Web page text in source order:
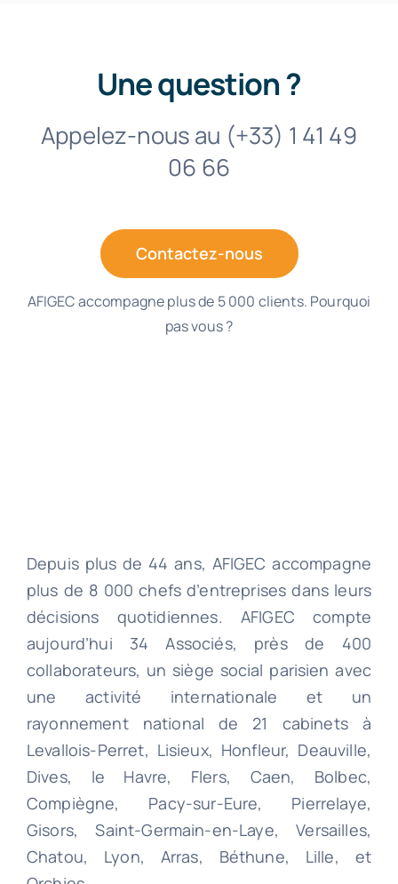
Une question ?
Appelez-nous au (+33) 1 41 49
06 66
Contactez-nous
AFIGEC accompagne plus de 5 000 clients. Pourquoi
pas vous ?
Depuis plus de 44 ans, AFIGEC accompagne
plus de 8 000 chefs d’entreprises dans leurs
décisions quotidiennes. AFIGEC compte
aujourd’hui 34 Associés, près de 400
collaborateurs, un siège social parisien avec
une activité internationale et un
rayonnement national de 21 cabinets à
Levallois-Perret, Lisieux, Honfleur, Deauville,
Dives, le Havre, Flers, Caen, Bolbec,
Compiègne, Pacy-sur-Eure, Pierrelaye,
Gisors, Saint-Germain-en-Laye, Versailles,
Chatou, Lyon, Arras, Béthune, Lille, et